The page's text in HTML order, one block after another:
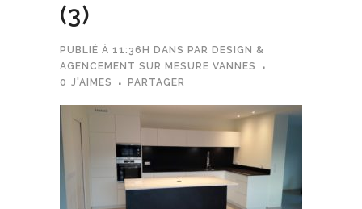
(3)
PUBLIÉ À 11:36H DANS PAR DESIGN &
AGENCEMENT SUR MESURE VANNES
0 J'AIMES PARTAGER